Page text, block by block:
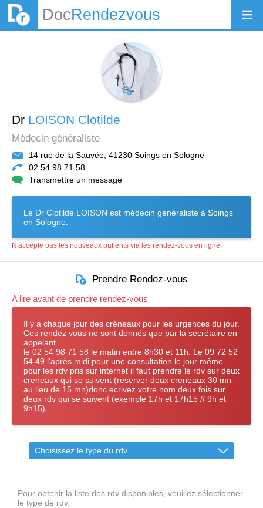
DocRendezvous
Dr LOISON Clotilde
Médecin généraliste
14 rue de la Sauvée, 41230 Soings en Sologne
02 54 98 71 58
Transmettre un message
Le Dr Clotilde LOISON est médecin généraliste à Soings
en Sologne.
N'accepte pas les nouveaux patients via les rendez-vous en ligne.
Prendre Rendez-vous
A lire avant de prendre rendez-vous
Il y a chaque jour des créneaux pour les urgences du jour.
Ces rendez vous ne sont donnés que par la secrétaire en
appelant
le 02 54 98 71 58 le matin entre 8h30 et 11h. Le 09 72 52
54 49 l'après midi pour une consultation le jour même.
pour les rdv pris sur internet il faut prendre le rdv sur deux
creneaux qui se suivent (reserver deux creneaux 30 mn
au lieu de 15 mn)donc ecrivez votre nom deux fois sur
deux rdv qui se suivent (exemple 17h et 17h15 // 9h et
9h15)
Choisissez le type du rdv
Pour obtenir la liste des rdv disponibles, veuillez sélectionner
le type de rdv.